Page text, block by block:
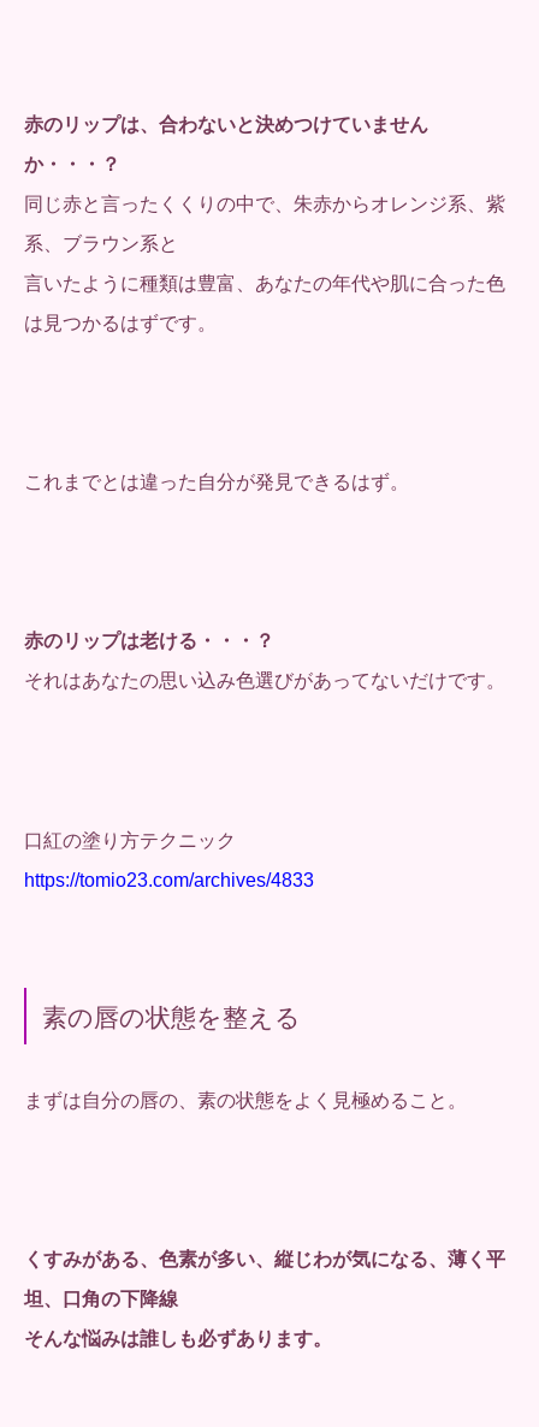
赤のリップは、合わないと決めつけていません
か・・・？
同じ赤と言ったくくりの中で、朱赤からオレンジ系、紫
系、ブラウン系と
言いたように種類は豊富、あなたの年代や肌に合った色
は見つかるはずです。
これまでとは違った自分が発見できるはず。
赤のリップは老ける・・・？
それはあなたの思い込み色選びがあってないだけです。
口紅の塗り方テクニック
https://tomio23.com/archives/4833
素の唇の状態を整える
まずは自分の唇の、素の状態をよく見極めること。
くすみがある、色素が多い、縦じわが気になる、薄く平
坦、口角の下降線
そんな悩みは誰しも必ずあります。